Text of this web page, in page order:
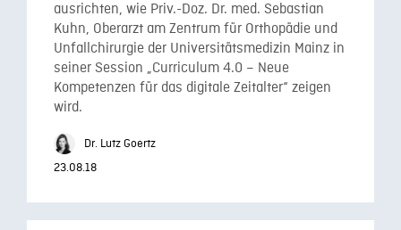
ausrichten, wie Priv.-Doz. Dr. med. Sebastian
Kuhn, Oberarzt am Zentrum für Orthopädie und
Unfallchirurgie der Universitätsmedizin Mainz in
seiner Session „Curriculum 4.0 – Neue
Kompetenzen für das digitale Zeitalter“ zeigen
wird.
Dr. Lutz Goertz
23.08.18